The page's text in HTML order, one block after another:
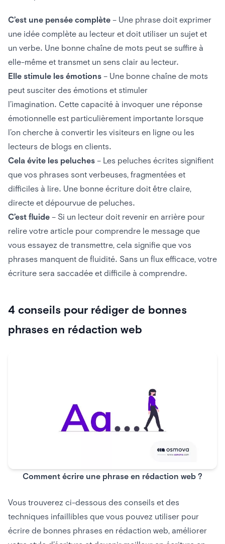
C’est une pensée complète – Une phrase doit exprimer
une idée complète au lecteur et doit utiliser un sujet et
un verbe. Une bonne chaîne de mots peut se suffire à
elle-même et transmet un sens clair au lecteur.
Elle stimule les émotions – Une bonne chaîne de mots
peut susciter des émotions et stimuler
l’imagination. Cette capacité à invoquer une réponse
émotionnelle est particulièrement importante lorsque
l’on cherche à convertir les visiteurs en ligne ou les
lecteurs de blogs en clients.
Cela évite les peluches – Les peluches écrites signifient
que vos phrases sont verbeuses, fragmentées et
difficiles à lire. Une bonne écriture doit être claire,
directe et dépourvue de peluches.
C’est fluide – Si un lecteur doit revenir en arrière pour
relire votre article pour comprendre le message que
vous essayez de transmettre, cela signifie que vos
phrases manquent de fluidité. Sans un flux efficace, votre
écriture sera saccadée et difficile à comprendre.
4 conseils pour rédiger de bonnes
phrases en rédaction web
Comment écrire une phrase en rédaction web ?
Vous trouverez ci-dessous des conseils et des
techniques infaillibles que vous pouvez utiliser pour
écrire de bonnes phrases en rédaction web, améliorer